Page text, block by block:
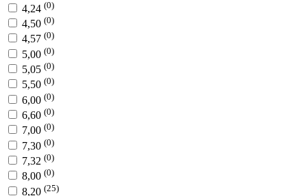
4,24 (0)
4,50 (0)
4,57 (0)
5,00 (0)
5,05 (0)
5,50 (0)
6,00 (0)
6,60 (0)
7,00 (0)
7,30 (0)
7,32 (0)
8,00 (0)
8,20 (25)